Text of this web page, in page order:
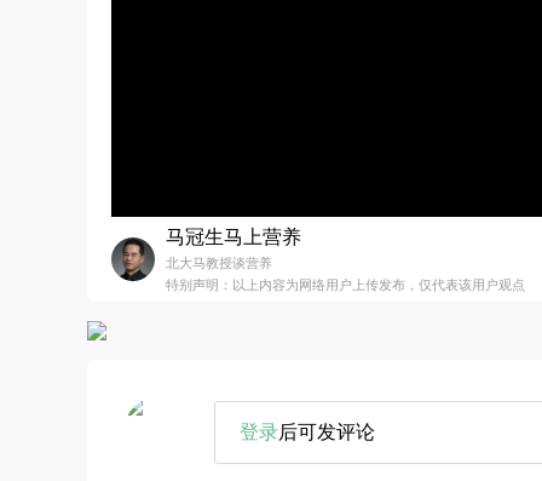
马冠生马上营养
北大马教授谈营养
特别声明：以上内容为网络用户上传发布，仅代表该用户观点
登录后可发评论